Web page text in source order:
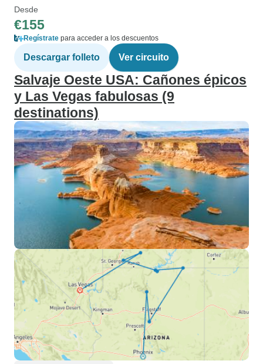
Desde
€155
Regístrate para acceder a los descuentos
Descargar folleto Ver circuito
Salvaje Oeste USA: Cañones épicos
y Las Vegas fabulosas (9
destinations)